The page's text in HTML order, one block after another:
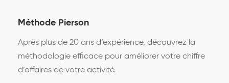
Méthode Pierson
Après plus de 20 ans d’expérience, découvrez la
méthodologie efficace pour améliorer votre chiffre
d’affaires de votre activité.